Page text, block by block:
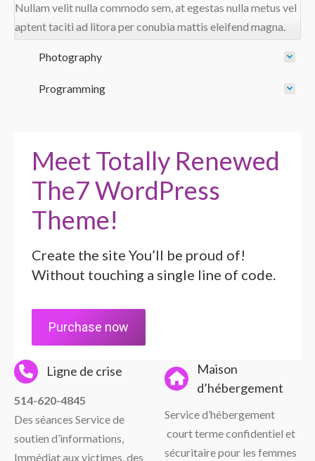
Nullam velit nulla commodo sem, at egestas nulla metus vel
aptent taciti ad litora per conubia mattis eleifend magna.
Photography
Programming
Meet Totally Renewed
The7 WordPress
Theme!
Create the site You’ll be proud of!
Without touching a single line of code.
Purchase now
Ligne de crise
514-620-4845
Des séances Service de
soutien d’informations,
Immédiat aux victimes, des
Maison
d’hébergement
Service d’hébergement
court terme confidentiel et
sécuritaire pour les femmes